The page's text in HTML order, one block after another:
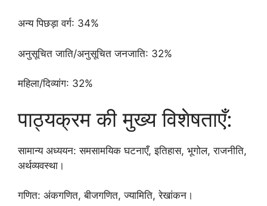
अन्य पिछड़ा वर्ग: 34%
अनुसूचित जाति/अनुसूचित जनजाति: 32%
महिला/दिव्यांग: 32%
पाठ्यक्रम की मुख्य विशेषताएँ:
सामान्य अध्ययन: समसामयिक घटनाएँ, इतिहास, भूगोल, राजनीति,
अर्थव्यवस्था।
गणित: अंकगणित, बीजगणित, ज्यामिति, रेखांकन।